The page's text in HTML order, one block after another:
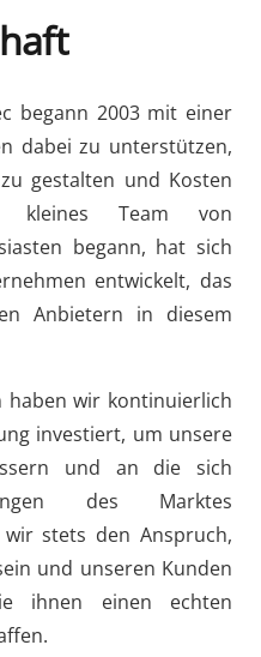
begann 2003 mit einer
dabei zu unterstützen,
gestalten und Kosten
Team von
begann, hat sich
entwickelt, das
Anbietern in diesem
haben wir kontinuierlich
investiert, um unsere
und an die sich
des Marktes
stets den Anspruch,
und unseren Kunden
ihnen einen echten